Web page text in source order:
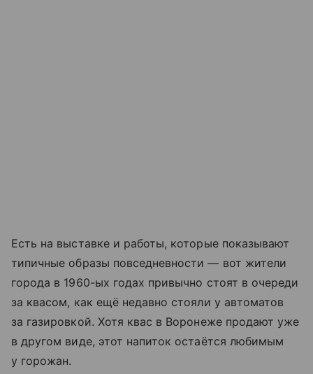
Есть на выставке и работы, которые показывают
типичные образы повседневности — вот жители
города в 1960-ых годах привычно стоят в очереди
за квасом, как ещё недавно стояли у автоматов
за газировкой. Хотя квас в Воронеже продают уже
в другом виде, этот напиток остаётся любимым
у горожан.